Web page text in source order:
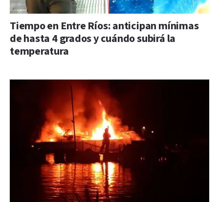
Tiempo en Entre Ríos: anticipan mínimas
de hasta 4 grados y cuándo subirá la
temperatura